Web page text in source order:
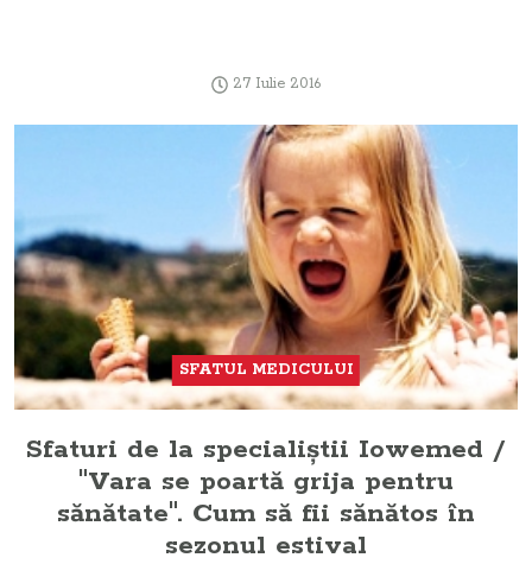
27 Iulie 2016
SFATUL MEDICULUI
Sfaturi de la specialiştii Iowemed /
"Vara se poartă grija pentru
sănătate". Cum să fii sănătos în
sezonul estival